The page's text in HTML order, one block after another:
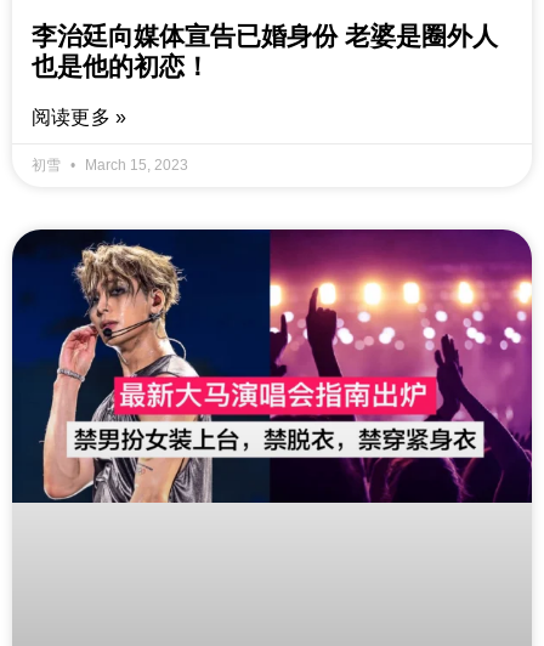
李治廷向媒体宣告已婚身份 老婆是圈外人
也是他的初恋！
阅读更多 »
初雪 March 15, 2023